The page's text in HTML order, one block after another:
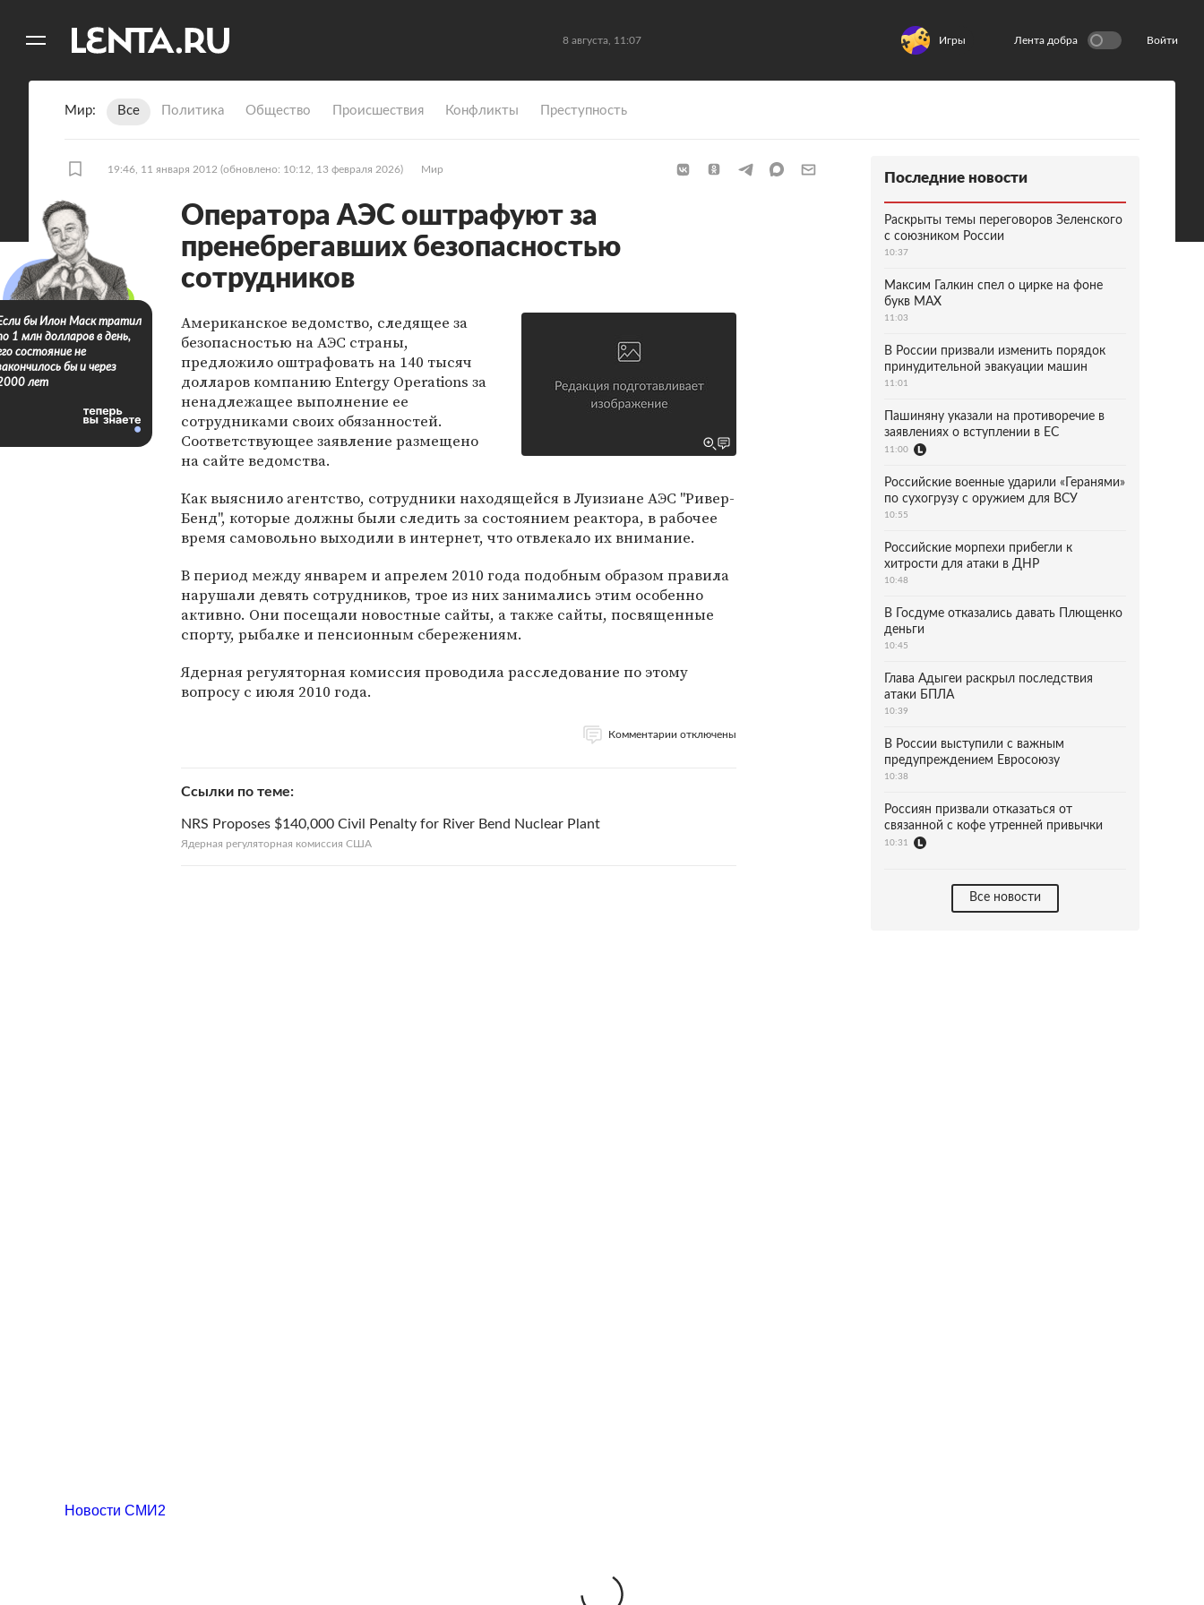
8 августа, 11:07 Игры Лента добра Войти
Мир Все Политика Общество Происшествия Конфликты Преступность
19:46, 11 января 2012 (обновлено: 10:12, 13 февраля 2026) Мир
Оператора АЭС оштрафуют за
пренебрегавших безопасностью
сотрудников
Американское ведомство, следящее за
безопасностью на АЭС страны,
предложило оштрафовать на 140 тысяч
долларов компанию Entergy Operations за
ненадлежащее выполнение ее
сотрудниками своих обязанностей.
Соответствующее заявление размещено
на сайте ведомства.
Как выяснило агентство, сотрудники находящейся в Луизиане АЭС "Ривер-
Бенд", которые должны были следить за состоянием реактора, в рабочее
время самовольно выходили в интернет, что отвлекало их внимание.
В период между январем и апрелем 2010 года подобным образом правила
нарушали девять сотрудников, трое из них занимались этим особенно
активно. Они посещали новостные сайты, а также сайты, посвященные
спорту, рыбалке и пенсионным сбережениям.
Ядерная регуляторная комиссия проводила расследование по этому
вопросу с июля 2010 года.
Комментарии отключены
Ссылки по теме
NRS Proposes $140,000 Civil Penalty for River Bend Nuclear Plant
Ядерная регуляторная комиссия США
бы Илон Маск тратил
1 млн долларов в день,
состояние не
бы и через
лет
Последние новости
Раскрыты темы переговоров Зеленского
с союзником России
10:37
Максим Галкин спел о цирке на фоне
букв MAX
11:03
В России призвали изменить порядок
принудительной эвакуации машин
11:01
Пашиняну указали на противоречие в
заявлениях о вступлении в ЕС
11:00
Российские военные ударили «Геранями»
по сухогрузу с оружием для ВСУ
10:55
Российские морпехи прибегли к
хитрости для атаки в ДНР
10:48
В Госдуме отказались давать Плющенко
деньги
10:45
Глава Адыгеи раскрыл последствия
атаки БПЛА
10:39
В России выступили с важным
предупреждением Евросоюзу
10:38
Россиян призвали отказаться от
связанной с кофе утренней привычки
10:31
Все новости
Новости СМИ2